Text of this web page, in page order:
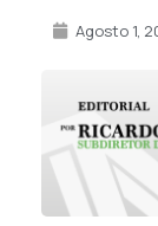
Agosto 1,